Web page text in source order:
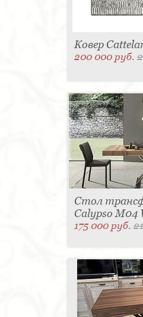
Ковер
200 000 руб.
Стол
Calypso M04
175 000 руб.